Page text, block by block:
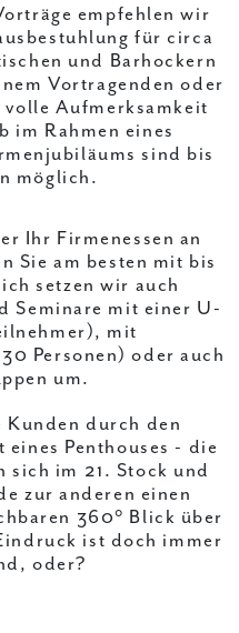
empfehlen wir
für circa
und Barhockern
Vortragenden oder
Aufmerksamkeit
im Rahmen eines
sind bis
möglich.
Ihr Firmenessen an
Sie am besten mit bis
setzen wir auch
Seminare mit einer U-
mit
Personen) oder auch
um.
Kunden durch den
Penthouses - die
sich im 21. Stock und
zur anderen einen
360° Blick über
ist doch immer
oder?